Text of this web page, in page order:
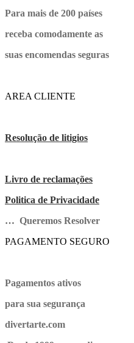
Para mais de 200 países
receba comodamente as
suas encomendas seguras
AREA CLIENTE
Resolução de litigios
Livro de reclamações
Politica de Privacidade
… Queremos Resolver
PAGAMENTO SEGURO
Pagamentos ativos
para sua segurança
divertarte.com